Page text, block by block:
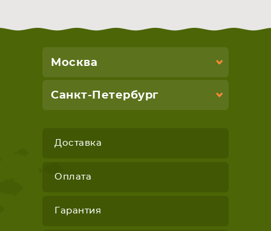
Москва
Санкт-Петербург
Доставка
Оплата
Гарантия